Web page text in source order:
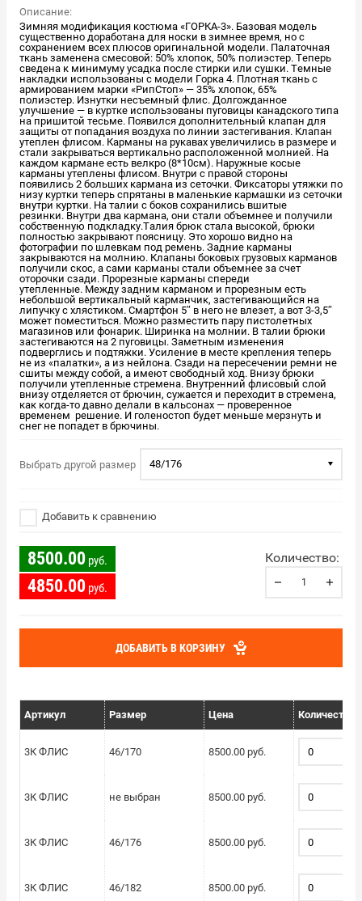
Описание:
Зимняя модификация костюма «ГОРКА-3». Базовая модель
существенно доработана для носки в зимнее время, но с
сохранением всех плюсов оригинальной модели. Палаточная
ткань заменена смесовой: 50% хлопок, 50% полиэстер. Теперь
сведена к минимуму усадка после стирки или сушки. Темные
накладки использованы с модели Горка 4. Плотная ткань с
армированием марки «РипСтоп» — 35% хлопок, 65%
полиэстер. Изнутки несъемный флис. Долгожданное
улучшение — в куртке использованы пуговицы канадского типа
на пришитой тесьме. Появился дополнительный клапан для
защиты от попадания воздуха по линии застегивания. Клапан
утеплен флисом. Карманы на рукавах увеличились в размере и
стали закрываться вертикально расположенной молнией. На
каждом кармане есть велкро (8*10см). Наружные косые
карманы утеплены флисом. Внутри с правой стороны
появились 2 больших кармана из сеточки. Фиксаторы утяжки по
низу куртки теперь спрятаны в маленькие кармашки из сеточки
внутри куртки. На талии с боков сохранились вшитые
резинки. Внутри два кармана, они стали объемнее и получили
собственную подкладку.Талия брюк стала высокой, брюки
полностью закрывают поясницу. Это хорошо видно на
фотографии по шлевкам под ремень. Задние карманы
закрываются на молнию. Клапаны боковых грузовых карманов
получили скос, а сами карманы стали объемнее за счет
оторочки сзади. Прорезные карманы спереди
утепленные. Между задним карманом и прорезным есть
небольшой вертикальный карманчик, застегивающийся на
липучку с хлястиком. Смартфон 5″ в него не влезет, а вот 3-3,5″
может поместиться. Можно разместить пару пистолетных
магазинов или фонарик. Ширинка на молнии. В талии брюки
застегиваются на 2 пуговицы. Заметным изменения
подверглись и подтяжки. Усиление в месте крепления теперь
не из «палатки», а из нейлона. Сзади на пересечении ремни не
сшиты между собой, а имеют свободный ход. Внизу брюки
получили утепленные стремена. Внутренний флисовый слой
внизу отделяется от брючин, сужается и переходит в стремена,
как когда-то давно делали в кальсонах — проверенное
временем решение. И голеностоп будет меньше мерзнуть и
снег не попадет в брючины.
Выбрать другой размер 48/176
Добавить к сравнению
8500.00 руб.
4850.00 руб.
Количество:
ДОБАВИТЬ В КОРЗИНУ
Артикул Размер Цена Количество
3К ФЛИС 46/170 8500.00 руб.
3К ФЛИС не выбран 8500.00 руб.
3К ФЛИС 46/176 8500.00 руб.
3К ФЛИС 46/182 8500.00 руб.